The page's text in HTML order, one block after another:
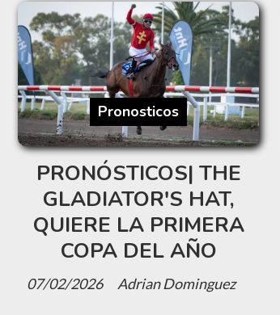
PRONÓSTICOS| THE
GLADIATOR'S HAT,
QUIERE LA PRIMERA
COPA DEL AÑO
Adrian Dominguez
Pronosticos
07/02/2026